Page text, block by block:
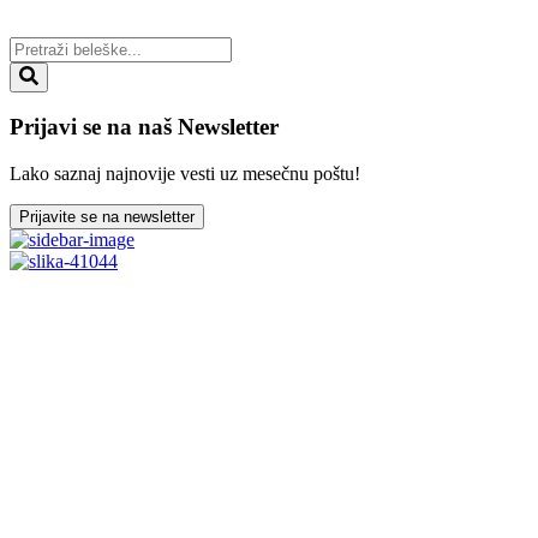
Prijavi se na naš Newsletter
Lako saznaj najnovije vesti uz mesečnu poštu!
Prijavite se na newsletter